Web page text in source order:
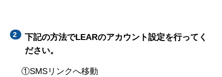
下記の方法でLEARのアカウント設定を行ってく
ださい。
①SMSリンクへ移動